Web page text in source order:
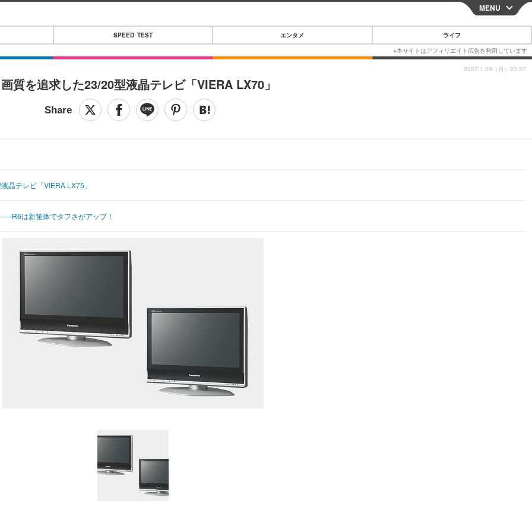
CLOSE
MENU
SPEED TEST エンタメ ライフ
質を追求した23/20型液晶テレビ「VIERA LX70」
晶テレビ「VIERA LX75」
は新筐体でタフさがアップ！
2007.1.29（月）20:27